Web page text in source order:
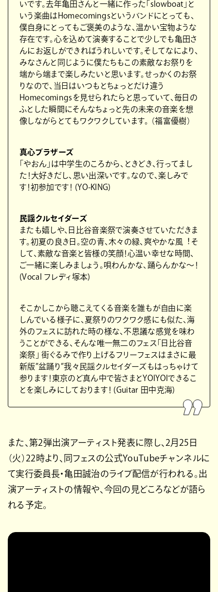
いです。去年⻲⽥さんと⼀緒に作った「slowboat」と
いう楽曲はHomecomingsというバンドにとっても、
僕⾃⾝にとってもご褒美のような、温かい宝物ような
存在です。⼼を込めて演奏することで少しでも⻲⽥さ
んにお返しができればうれしいです。そしてなにより、
みなさんと同じように僕たちもこの素敵なお祭りを
端から端まで楽しみたいと思います。せっかくのお祭
りなので、当⽇はいつもとちょっとだけ違う
Homecomingsを⾒せられたらと思っていて、毎⽇の
ふとした瞬間にそんなちょっと先の未来の⾳楽を想
像しながらとてもワクワクしています。 （福富優樹）
真⼼ブラザーズ
「やおん」は中学⽣のころから、ときどき、⾏ってまし
た！⼤好きだし、思い出深いです。なので、楽しみで
す！初参加です！ (YO-KING)
⺠謡クルセイダーズ
またも嬉しや、⽇⽐⾕⾳楽祭で演奏させていただきま
す。初夏の良き⽇。空の⻘、⽊々の緑、爽やかな⾵︕そ
して、素敵な⾳楽と皆様の笑顔！⼼温い幸せな時間、
ご⼀緒に楽しみましょう。唄わんかな、踊らんかな〜！
(Vocal フレディ塚本)
そこかしこから聴こえてくる⾳楽を誰もが⾃由に楽
しんでいる様⼦に、夏祭りのワクワク感にも似た、海
外のフェスに訪れた時の様な、不思議な感覚を味わ
うことができる、そんな唯⼀無⼆のフェス「⽇⽐⾕⾳
楽祭」 街ぐるみで作り上げるフリーフェスはまさに最
新版”盆踊り”我々⺠謡クルセイダーズもはっちゃけて
参ります！東京のど真ん中で皆さまとYOIYOIできるこ
とを楽しみにしております！ (Guitar ⽥中克海)
また、第2弾出演アーティスト発表に際し、2⽉25⽇
（⽕）22時より、同フェスの公式YouTubeチャンネルに
て実⾏委員⻑・⻲⽥誠治のライブ配信が行われる。出
演アーティストの情報や、今回の⾒どころなどが語ら
れる予定。